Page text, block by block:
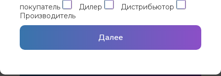
Запомнить меня
Вход с помощью
Сбросить пароль
покупатель
Дилер
Дистрибьютор
Производитель
Далее